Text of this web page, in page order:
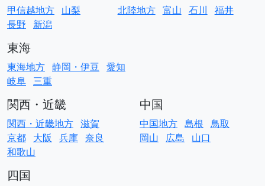
甲信越地方 山梨
長野
新潟
北陸地方 富山 石川 福井
東海
東海地方 静岡・伊豆 愛知
岐阜 三重
関西・近畿
関西・近畿地方 滋賀
京都 大阪 兵庫 奈良
和歌山
中国
中国地方 島根 鳥取
岡山
広島 山口
四国